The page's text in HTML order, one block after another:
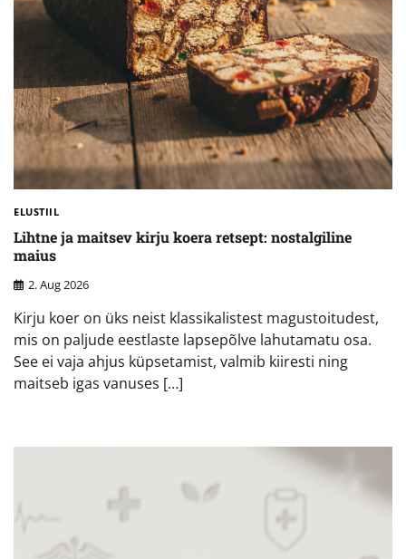
ELUSTIIL
Lihtne ja maitsev kirju koera retsept: nostalgiline
maius
2. Aug 2026
Kirju koer on üks neist klassikalistest magustoitudest,
mis on paljude eestlaste lapsepõlve lahutamatu osa.
See ei vaja ahjus küpsetamist, valmib kiiresti ning
maitseb igas vanuses […]